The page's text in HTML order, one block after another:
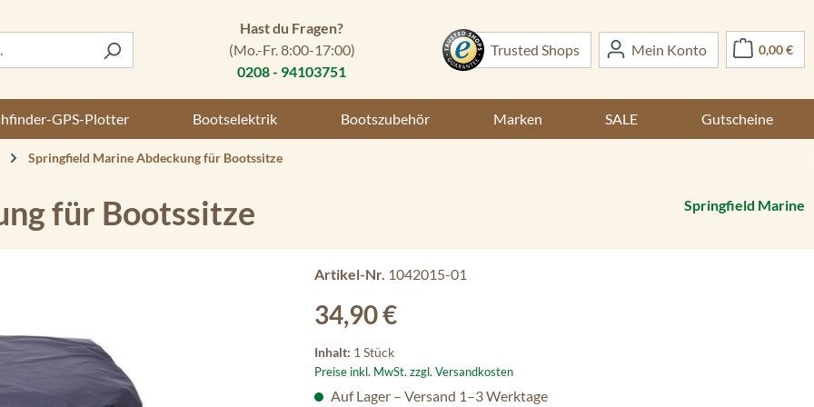
Hast du Fragen?
(Mo.-Fr. 8:00-17:00)
0208 - 94103751
Trusted Shops Mein Konto 0,00 €
GPS-Plotter Bootselektrik Bootszubehör Marken SALE Gutscheine
Springfield Marine Abdeckung für Bootssitze
für Bootssitze Springfield Marine
Artikel-Nr. 1042015-01
Regulärer Preis:
34,90 €
Inhalt: 1 Stück
Preise inkl. MwSt. zzgl. Versandkosten
Auf Lager – Versand 1–3 Werktage